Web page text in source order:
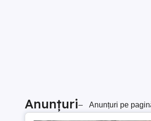
Anunțuri– Anunțuri pe